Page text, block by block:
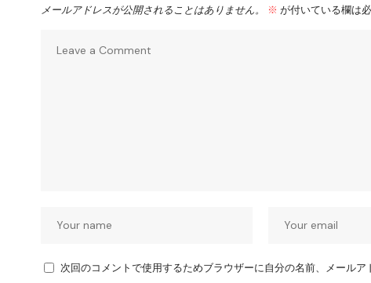
メールアドレスが公開されることはありません。 ※ が付いている欄は
次回のコメントで使用するためブラウザーに自分の名前、メールア